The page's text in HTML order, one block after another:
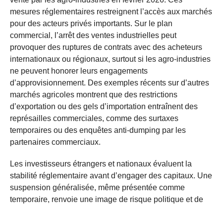
mesures réglementaires restreignent l’accès aux marchés
pour des acteurs privés importants. Sur le plan
commercial, l’arrêt des ventes industrielles peut
provoquer des ruptures de contrats avec des acheteurs
internationaux ou régionaux, surtout si les agro-industries
ne peuvent honorer leurs engagements
d’approvisionnement. Des exemples récents sur d’autres
marchés agricoles montrent que des restrictions
d’exportation ou des gels d’importation entraînent des
représailles commerciales, comme des surtaxes
temporaires ou des enquêtes anti-dumping par les
partenaires commerciaux.
Les investisseurs étrangers et nationaux évaluent la
stabilité réglementaire avant d’engager des capitaux. Une
suspension généralisée, même présentée comme
temporaire, renvoie une image de risque politique et de